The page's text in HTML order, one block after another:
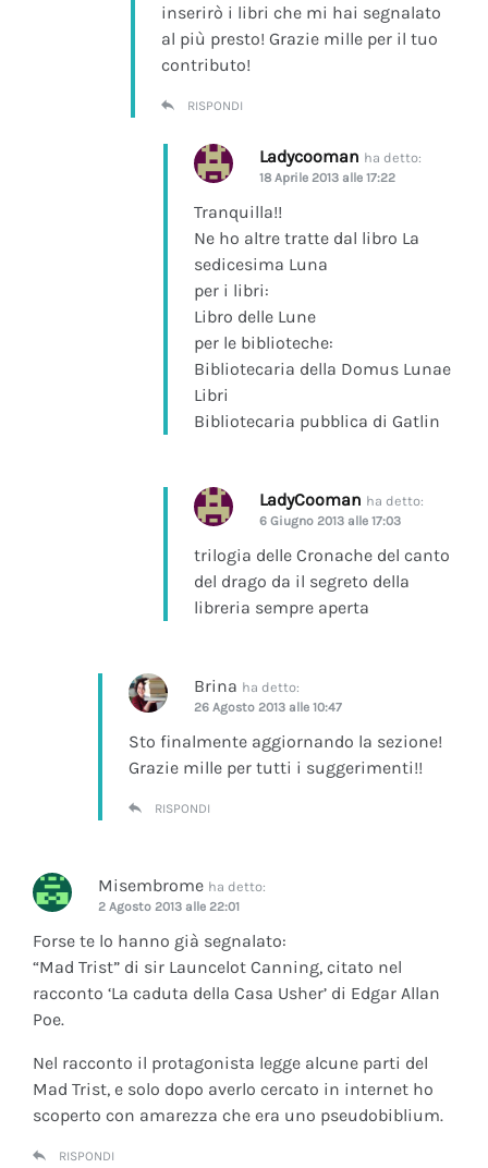
inserirò i libri che mi hai segnalato
al più presto! Grazie mille per il tuo
contributo!
RISPONDI
Ladycooman ha detto:
18 Aprile 2013 alle 17:22
Tranquilla!!
Ne ho altre tratte dal libro La
sedicesima Luna
per i libri:
Libro delle Lune
per le biblioteche:
Bibliotecaria della Domus Lunae
Libri
Bibliotecaria pubblica di Gatlin
LadyCooman ha detto:
6 Giugno 2013 alle 17:03
trilogia delle Cronache del canto
del drago da il segreto della
libreria sempre aperta
Brina ha detto:
26 Agosto 2013 alle 10:47
Sto finalmente aggiornando la sezione!
Grazie mille per tutti i suggerimenti!!
RISPONDI
Misembrome ha detto:
2 Agosto 2013 alle 22:01
Forse te lo hanno già segnalato:
“Mad Trist” di sir Launcelot Canning, citato nel
racconto ‘La caduta della Casa Usher’ di Edgar Allan
Poe.
Nel racconto il protagonista legge alcune parti del
Mad Trist, e solo dopo averlo cercato in internet ho
scoperto con amarezza che era uno pseudobiblium.
RISPONDI